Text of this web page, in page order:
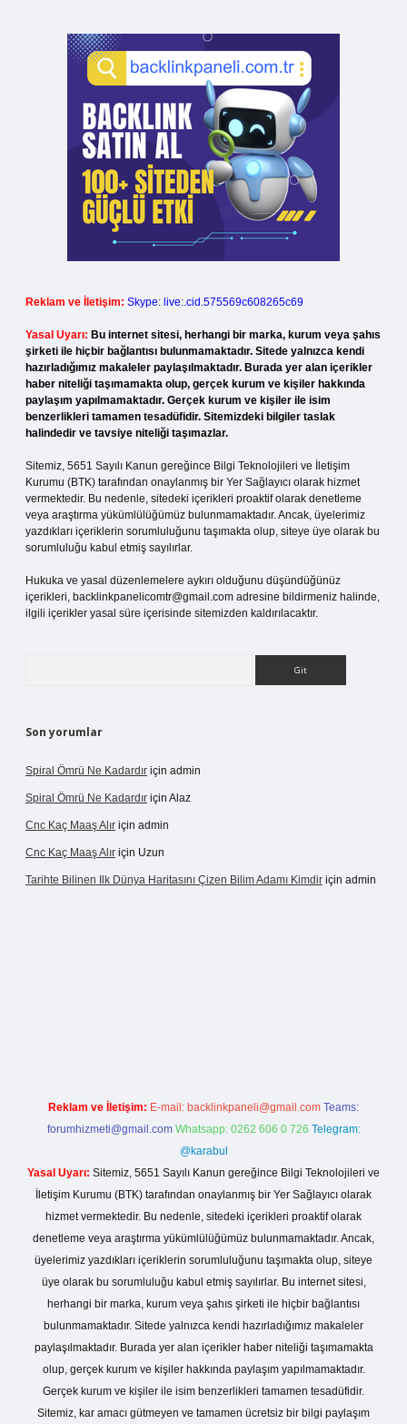
Reklam ve İletişim: Skype: live:.cid.575569c608265c69
Yasal Uyarı: Bu internet sitesi, herhangi bir marka, kurum veya şahıs
şirketi ile hiçbir bağlantısı bulunmamaktadır. Sitede yalnızca kendi
hazırladığımız makaleler paylaşılmaktadır. Burada yer alan içerikler
haber niteliği taşımamakta olup, gerçek kurum ve kişiler hakkında
paylaşım yapılmamaktadır. Gerçek kurum ve kişiler ile isim
benzerlikleri tamamen tesadüfidir. Sitemizdeki bilgiler taslak
halindedir ve tavsiye niteliği taşımazlar.
Sitemiz, 5651 Sayılı Kanun gereğince Bilgi Teknolojileri ve İletişim
Kurumu (BTK) tarafından onaylanmış bir Yer Sağlayıcı olarak hizmet
vermektedir. Bu nedenle, sitedeki içerikleri proaktif olarak denetleme
veya araştırma yükümlülüğümüz bulunmamaktadır. Ancak, üyelerimiz
yazdıkları içeriklerin sorumluluğunu taşımakta olup, siteye üye olarak bu
sorumluluğu kabul etmiş sayılırlar.
Hukuka ve yasal düzenlemelere aykırı olduğunu düşündüğünüz
içerikleri, backlinkpanelicomtr@gmail.com adresine bildirmeniz halinde,
ilgili içerikler yasal süre içerisinde sitemizden kaldırılacaktır.
Son yorumlar
Spiral Ömrü Ne Kadardır için admin
Spiral Ömrü Ne Kadardır için Alaz
Cnc Kaç Maaş Alır için admin
Cnc Kaç Maaş Alır için Uzun
Tarihte Bilinen Ilk Dünya Haritasını Çizen Bilim Adamı Kimdir için admin
Reklam ve İletişim: E-mail: backlinkpaneli@gmail.com Teams:
forumhizmeti@gmail.com Whatsapp: 0262 606 0 726 Telegram:
@karabul
Yasal Uyarı: Sitemiz, 5651 Sayılı Kanun gereğince Bilgi Teknolojileri ve
İletişim Kurumu (BTK) tarafından onaylanmış bir Yer Sağlayıcı olarak
hizmet vermektedir. Bu nedenle, sitedeki içerikleri proaktif olarak
denetleme veya araştırma yükümlülüğümüz bulunmamaktadır. Ancak,
üyelerimiz yazdıkları içeriklerin sorumluluğunu taşımakta olup, siteye
üye olarak bu sorumluluğu kabul etmiş sayılırlar. Bu internet sitesi,
herhangi bir marka, kurum veya şahıs şirketi ile hiçbir bağlantısı
bulunmamaktadır. Sitede yalnızca kendi hazırladığımız makaleler
paylaşılmaktadır. Burada yer alan içerikler haber niteliği taşımamakta
olup, gerçek kurum ve kişiler hakkında paylaşım yapılmamaktadır.
Gerçek kurum ve kişiler ile isim benzerlikleri tamamen tesadüfidir.
Sitemiz, kar amacı gütmeyen ve tamamen ücretsiz bir bilgi paylaşım